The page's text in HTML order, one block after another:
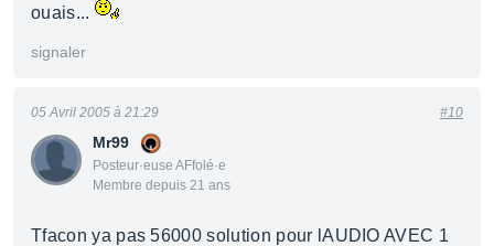
ouais...
signaler
Mr99
Posteur·euse AFfolé·e
Membre depuis 21 ans
05 Avril 2005 à 21:29 #10
Tfacon ya pas 56000 solution pour lAUDIO AVEC 1